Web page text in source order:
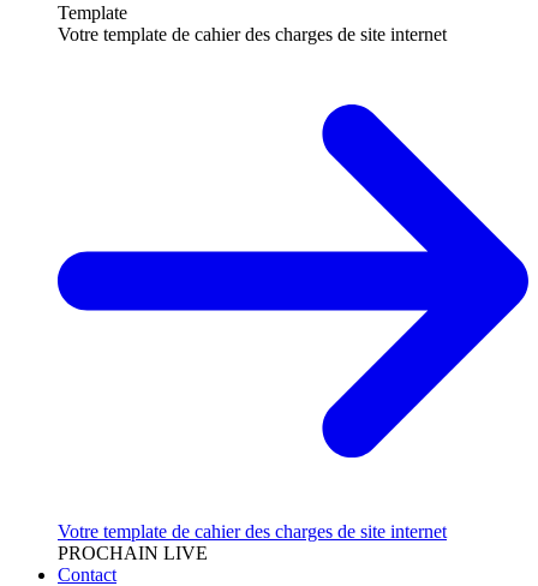
Template
Votre template de cahier des charges de site internet
Votre template de cahier des charges de site internet
PROCHAIN LIVE
Contact